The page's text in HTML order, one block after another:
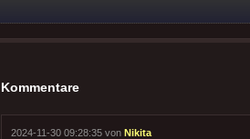
Kommentare
2024-11-30 09:28:35 von Nikita